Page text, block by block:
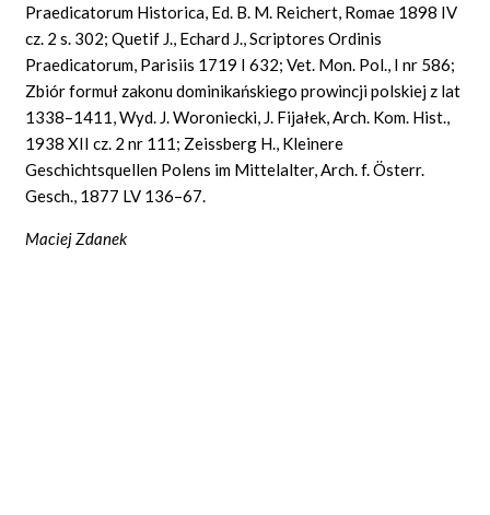
Praedicatorum Historica, Ed. B. M. Reichert, Romae 1898 IV
cz. 2 s. 302; Quetif J., Echard J., Scriptores Ordinis
Praedicatorum, Parisiis 1719 I 632; Vet. Mon. Pol., I nr 586;
Zbiór formuł zakonu dominikańskiego prowincji polskiej z lat
1338–1411, Wyd. J. Woroniecki, J. Fijałek, Arch. Kom. Hist.,
1938 XII cz. 2 nr 111; Zeissberg H., Kleinere
Geschichtsquellen Polens im Mittelalter, Arch. f. Österr.
Gesch., 1877 LV 136–67.
Maciej Zdanek